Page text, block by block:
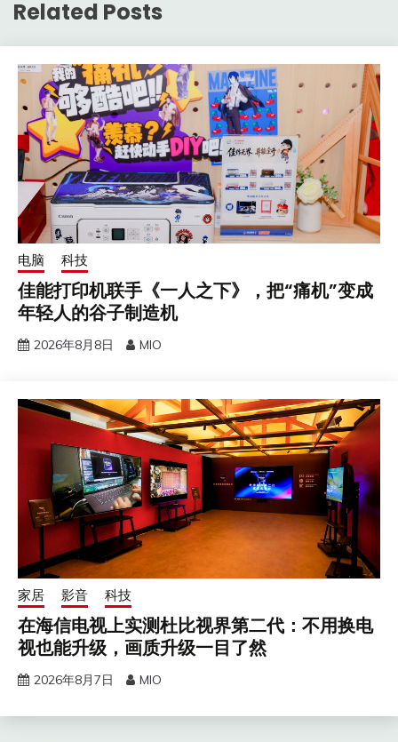
Related Posts
电脑 科技
佳能打印机联手《一人之下》，把“痛机”变成
年轻人的谷子制造机
2026年8月8日 MIO
家居 影音 科技
在海信电视上实测杜比视界第二代：不用换电
视也能升级，画质升级一目了然
2026年8月7日 MIO